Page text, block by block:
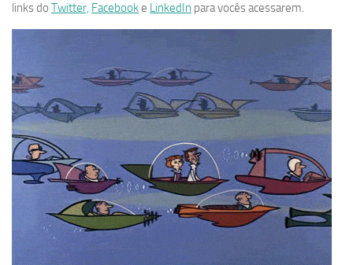
links do Twitter, Facebooke LinkedIn para vocês acessarem.